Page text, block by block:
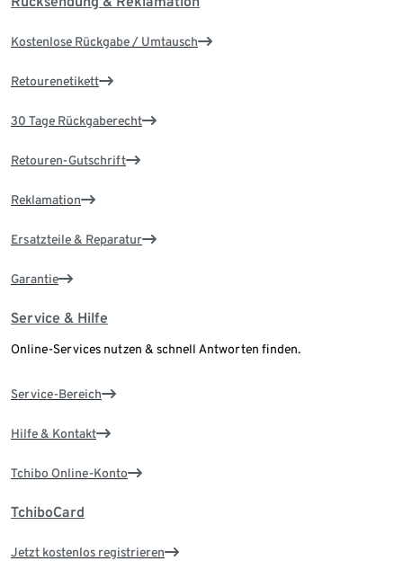
Kostenlose Rückgabe / Umtausch
Retourenetikett
30 Tage Rückgaberecht
Retouren-Gutschrift
Reklamation
Ersatzteile & Reparatur
Garantie
Service & Hilfe
Online-Services nutzen & schnell Antworten finden.
Service-Bereich
Hilfe & Kontakt
Tchibo Online-Konto
TchiboCard
Jetzt kostenlos registrieren